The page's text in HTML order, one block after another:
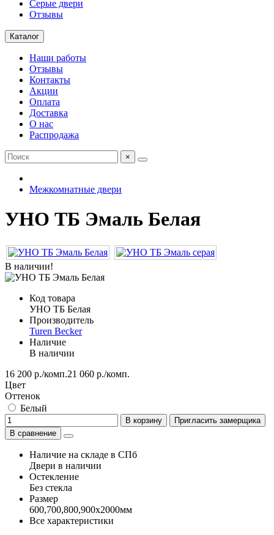
Серые двери
Отзывы
Каталог
Наши работы
Отзывы
Контакты
Акции
Оплата
Доставка
О нас
Распродажа
×
Межкомнатные двери
УНО ТБ Эмаль Белая
В наличии!
Код товара
УНО ТБ Белая
Производитель
Turen Becker
Наличие
В наличии
16 200 р./комп.21 060 р./комп.
Цвет
Оттенок
Белый
В корзину
Пригласить замерщика
В сравнение
Наличие на складе в СПб
Двери в наличии
Остекление
Без стекла
Размер
600,700,800,900х2000мм
Все характеристики